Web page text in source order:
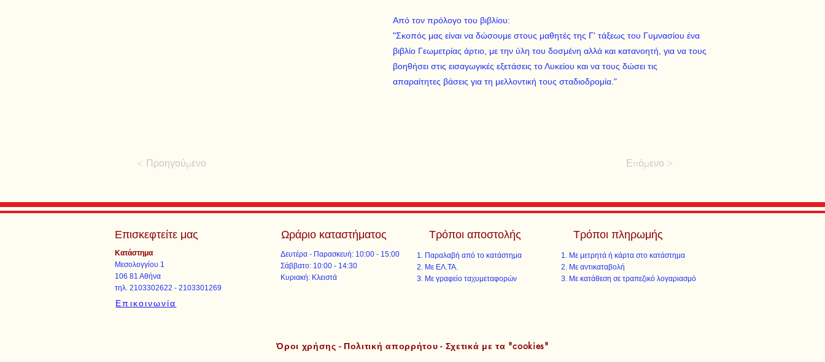
Από τον πρόλογο του βιβλίου:
"Σκοπός μας είναι να δώσουμε στους μαθητές της Γ' τάξεως του Γυμνασίου ένα
βιβλίο Γεωμετρίας άρτιο, με την ύλη του δοσμένη αλλά και κατανοητή, για να τους
βοηθήσει στις εισαγωγικές εξετάσεις το Λυκείου και να τους δώσει τις
απαραίτητες βάσεις για τη μελλοντική τους σταδιοδρομία."
< Προηγούμενο Επόμενο >
Επισκεφτείτε μας
Κατάστημα
Μεσολογγίου 1
106 81 Αθήνα
τηλ. 2103302622 - 2103301269
Επικοινωνία
Ωράριο καταστήματος
Δευτέρα - Παρασκευή: 10:00 - 15:00
​​Σάββατο: 10:00 - 14:30
​Κυριακή: Κλειστά
Τρόποι αποστολής
Παραλαβή από το κατάστημα
Με ΕΛ.ΤΑ.​​
Με γραφείο ταχυμεταφορών​
Τρόποι πληρωμής
Με μετρητά ή κάρτα στο κατάστημα
Με αντικαταβολή
Με κατάθεση σε τραπεζικό λογαριασμό
Όροι χρήσης - Πολιτική απορρήτου - Σχετικά με τα "cookies"